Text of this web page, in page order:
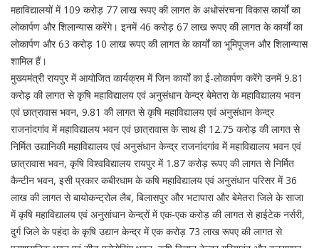
महाविद्यालयों में 109 करोड़ 77 लाख रूपए की लागत के अधोसंरचना विकास कार्यों का
लोकार्पण और शिलान्यास करेंगे। इनमें 46 करोड़ 67 लाख रूपए की लागत के कार्यों का
लोकार्पण और 63 करोड़ 10 लाख रूपए की लागत के कार्यों का भूमिपूजन और शिलान्यास
शामिल हैं।
मुख्यमंत्री रायपुर में आयोजित कार्यक्रम में जिन कार्यों का ई-लोकार्पण करेंगे उनमें 9.81
करोड़ की लागत से कृषि महाविद्यालय एवं अनुसंधान केन्द्र बेमेतरा के महाविद्यालय भवन
एवं छात्रावास भवन, 9.81 की लागत से कृषि महाविद्यालय एवं अनुसंधान केन्द्र
राजनांदगांव में महाविद्यालय भवन एवं छात्रावास के साथ ही 12.75 करोड़ की लागत से
निर्मित उद्यानिकी महाविद्यालय एवं अनुसंधान केन्द्र राजनांदगांव में महाविद्यालय भवन एवं
छात्रावास भवन, कृषि विश्वविद्यालय रायपुर में 1.87 करोड़ रूपए की लागत से निर्मित
कैन्टीन भवन, इसी प्रकार कबीरधाम के कषि महाविद्यालय एवं अनुसंधान परिसर में 36
लाख की लागत से बायोकन्ट्रोल लैब, बिलासपुर और भटापारा और बेमेतरा जिले के साजा
में कृषि महाविद्यालय एवं अनुसांधान केन्द्रों में एक-एक करोड़ की लागत से हाईटेक नर्सरी,
दुर्ग जिले के पहंदा के कृषि उद्यान केन्द्र में एक करोड़ 73 लाख रूपए की लागत से